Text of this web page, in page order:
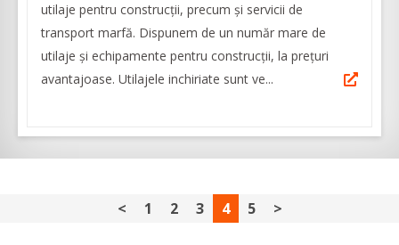
utilaje pentru construcții, precum și servicii de
transport marfă. Dispunem de un număr mare de
utilaje și echipamente pentru construcții, la prețuri
avantajoase. Utilajele inchiriate sunt ve...
< 1 2 3 4 5 >